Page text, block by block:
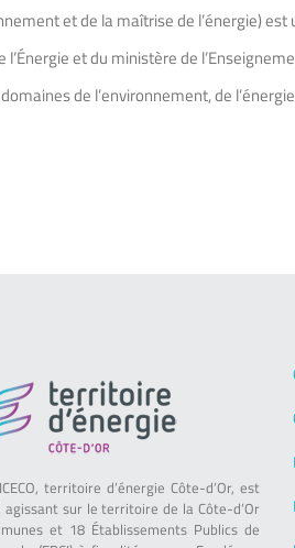
et de la maîtrise de l’énergie)
et du ministère de
de l’environnement, de
territoire d’énergie Côte-d’Or, est
sur le territoire de la Côte-d’Or
et 18 Établissements Publics de